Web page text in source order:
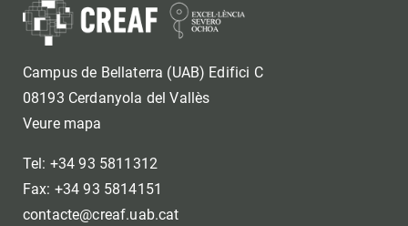
Campus de Bellaterra (UAB) Edifici C
08193 Cerdanyola del Vallès
Veure mapa
Tel: +34 93 5811312
Fax: +34 93 5814151
contacte@creaf.uab.cat